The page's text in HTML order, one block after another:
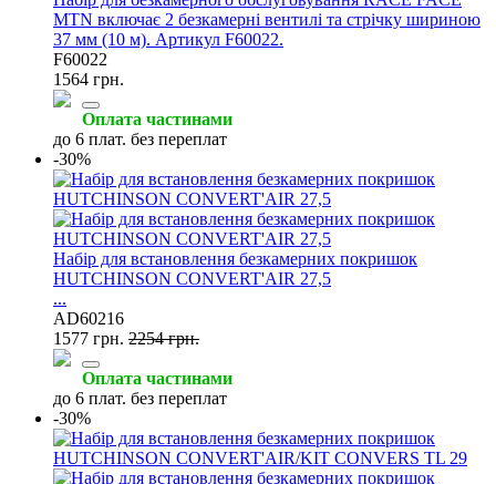
MTN включає 2 безкамерні вентилі та стрічку шириною
37 мм (10 м). Артикул F60022.
F60022
1564 грн.
Оплата частинами
до 6 плат. без переплат
-30%
Набір для встановлення безкамерних покришок
HUTCHINSON CONVERT'AIR 27,5
...
AD60216
1577 грн. 2254 грн.
Оплата частинами
до 6 плат. без переплат
-30%